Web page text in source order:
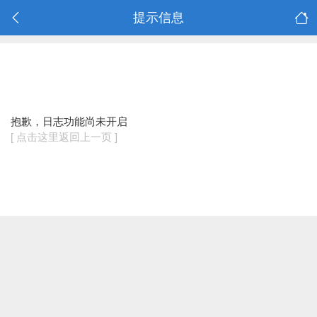
提示信息
抱歉，日志功能尚未开启
[ 点击这里返回上一页 ]